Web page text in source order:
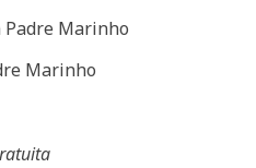
Padre Marinho
Marinho